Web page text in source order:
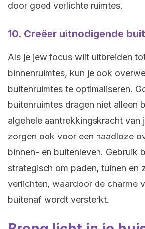
door goed verlichte ruimtes.
10. Creëer uitnodigende
Als je jew focus wilt uitbreiden
binnenruimtes, kun je ook
buitenruimtes te optimaliseren.
buitenruimtes dragen niet alleen
algehele aantrekkingskracht van
zorgen ook voor een naadloze
binnen- en buitenleven. Gebruik
strategisch om paden, tuinen en
verlichten, waardoor de charme
buitenaf wordt versterkt.